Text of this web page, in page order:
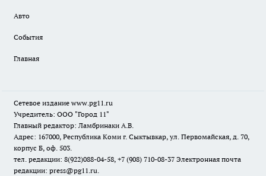
Авто
События
Главная
Сетевое издание www.pg11.ru
Учредитель: ООО "Город 11"
Главный редактор: Ламбринаки А.В.
Адрес: 167000, Республика Коми г. Сыктывкар, ул. Первомайская, д. 70,
корпус Б, оф. 503.
тел. редакции: 8(922)088-04-58, +7 (908) 710-08-37 Электронная почта
редакции: press@pg11.ru.